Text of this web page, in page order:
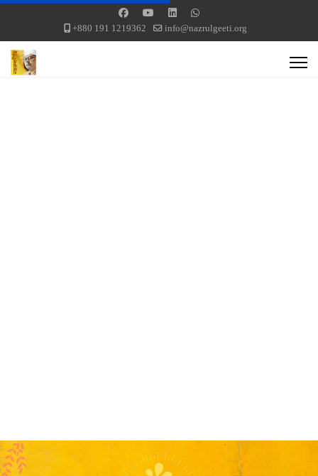
+880 191 1219362 info@nazrulgeeti.org